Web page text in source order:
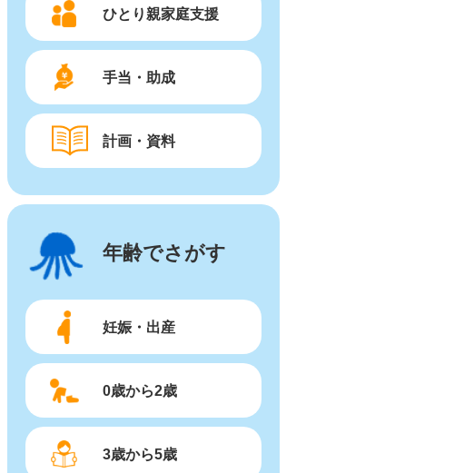
ひとり親家庭支援
手当・助成
計画・資料
年齢でさがす
妊娠・出産
0歳から2歳
3歳から5歳